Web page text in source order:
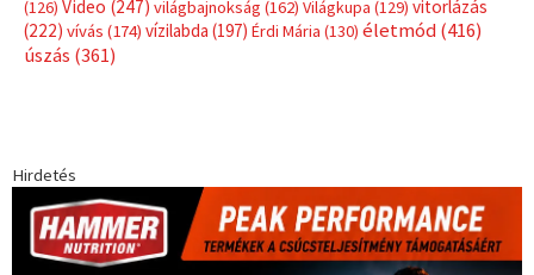
(126) Video (247) világbajnokság (162) Világkupa (129) vitorlázás
(222) vívás (174) vízilabda (197) Érdi Mária (130) életmód(416)
úszás (361)
Hirdetés